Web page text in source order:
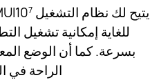
يتيح لك نظام التشغيل EMUI107
للغاية إمكانية تشغيل
بسرعة. كما أن الوضع
الراحة في